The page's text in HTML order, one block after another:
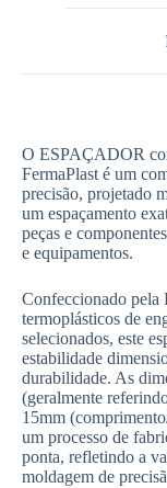
O ESPAÇADOR
FermaPlast é um
precisão, projetado
um espaçamento
peças e
e equipamentos.
Confeccionado pela
termoplásticos de
selecionados, este
estabilidade
durabilidade. As
(geralmente
15mm
um processo de
ponta, refletindo a
moldagem de